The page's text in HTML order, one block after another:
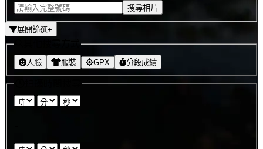
搜尋相片
展開篩選+
人臉 服裝 GPX 分段成績